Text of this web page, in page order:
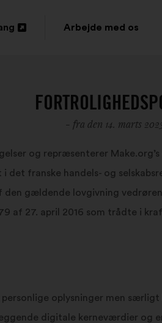
Arbejde med os
- fra den 14. marts
og repræsenterer
det franske handels- og
den gældende lovgivning
af 27. april 2016 som trådte i
oplysninger men
digitale kerneværdier